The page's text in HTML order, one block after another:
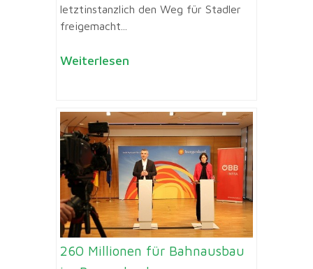
letztinstanzlich den Weg für Stadler
freigemacht...
Weiterlesen
260 Millionen für Bahnausbau